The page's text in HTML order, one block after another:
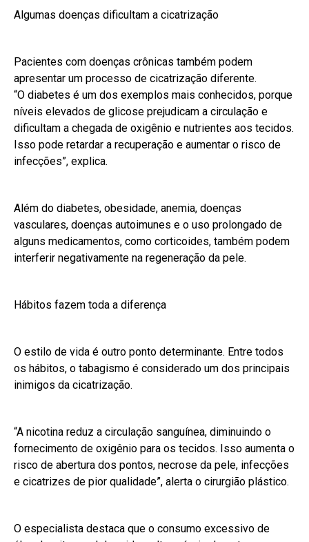
Algumas doenças dificultam a cicatrização
Pacientes com doenças crônicas também podem
apresentar um processo de cicatrização diferente.
“O diabetes é um dos exemplos mais conhecidos, porque
níveis elevados de glicose prejudicam a circulação e
dificultam a chegada de oxigênio e nutrientes aos tecidos.
Isso pode retardar a recuperação e aumentar o risco de
infecções”, explica.
Além do diabetes, obesidade, anemia, doenças
vasculares, doenças autoimunes e o uso prolongado de
alguns medicamentos, como corticoides, também podem
interferir negativamente na regeneração da pele.
Hábitos fazem toda a diferença
O estilo de vida é outro ponto determinante. Entre todos
os hábitos, o tabagismo é considerado um dos principais
inimigos da cicatrização.
“A nicotina reduz a circulação sanguínea, diminuindo o
fornecimento de oxigênio para os tecidos. Isso aumenta o
risco de abertura dos pontos, necrose da pele, infecções
e cicatrizes de pior qualidade”, alerta o cirurgião plástico.
O especialista destaca que o consumo excessivo de